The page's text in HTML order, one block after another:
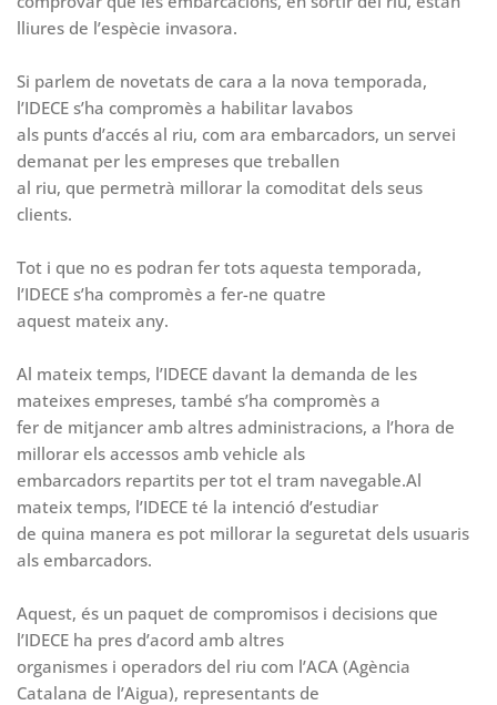
lliures de l’espècie invasora.
Si parlem de novetats de cara a la nova temporada,
l’IDECE s’ha compromès a habilitar lavabos
als punts d’accés al riu, com ara embarcadors, un servei
demanat per les empreses que treballen
al riu, que permetrà millorar la comoditat dels seus
clients.
Tot i que no es podran fer tots aquesta temporada,
l’IDECE s’ha compromès a fer-ne quatre
aquest mateix any.
Al mateix temps, l’IDECE davant la demanda de les
mateixes empreses, també s’ha compromès a
fer de mitjancer amb altres administracions, a l’hora de
millorar els accessos amb vehicle als
embarcadors repartits per tot el tram navegable.Al
mateix temps, l’IDECE té la intenció d’estudiar
de quina manera es pot millorar la seguretat dels usuaris
als embarcadors.
Aquest, és un paquet de compromisos i decisions que
l’IDECE ha pres d’acord amb altres
organismes i operadors del riu com l’ACA (Agència
Catalana de l’Aigua), representants de